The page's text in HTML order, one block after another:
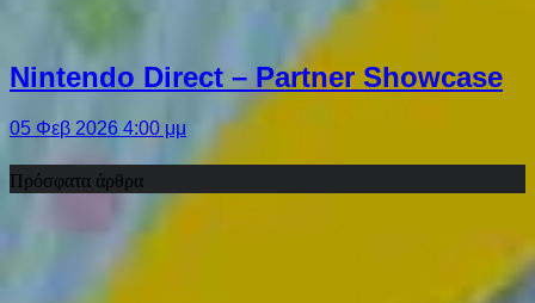
Nintendo Direct – Partner Showcase
05 Φεβ 2026 4:00 μμ
Πρόσφατα άρθρα